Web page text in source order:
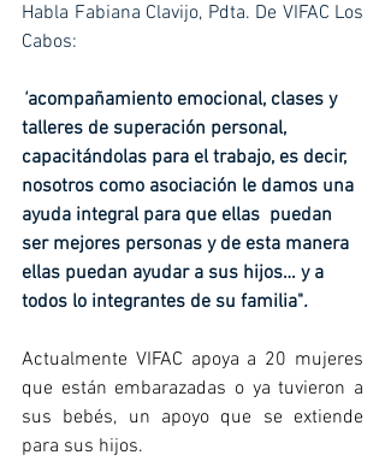
Habla Fabiana Clavijo, Pdta. De VIFAC Los
Cabos:
"acompañamiento emocional, clases y
talleres de superación personal,
capacitándolas para el trabajo, es decir,
nosotros como asociación le damos una
ayuda integral para que ellas  puedan
ser mejores personas y de esta manera
ellas puedan ayudar a sus hijos… y a
todos lo integrantes de su familia".
Actualmente VIFAC apoya a 20 mujeres
que están embarazadas o ya tuvieron a
sus bebés, un apoyo que se extiende
para sus hijos.